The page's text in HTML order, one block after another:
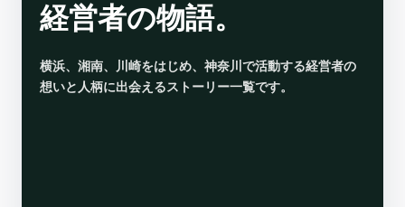
経営者の物語。
横浜、湘南、川崎をはじめ、神奈川で活動する経営者の
想いと人柄に出会えるストーリー一覧です。